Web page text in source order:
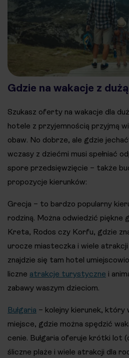
Gdzie na wakacje z
Szukasz oferty na wakacje dla
hotele z przyjemnością przyjmą
obaw. No dobrze, ale gdzie
wczasy z dziećmi musi spełniać
spore przedsięwzięcie – także
propozycje kierunków:
Grecja – to bardzo popularny
rodziną. Można odwiedzić piękne
Kreta, Rodos czy Korfu, gdzie
urocze miasteczka i wiele
znajdzie się tam hotel
liczne atrakcje turystyczne i
zabawy waszym dzieciom.
Bułgaria – kolejny kierunek,
miejsce, gdzie można spędzić
cenie. Bułgaria oferuje krótki lot
śliczne plaże i wiele atrakcji dla